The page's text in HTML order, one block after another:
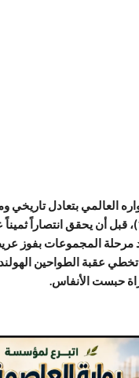
العالمي بتعادل تاريخي
البرازيلي بنتيجة (1-1)، قبل أن يحقق
مرحلة المجموعات بفوز
تلا ذلك تخطي عقبة الطواحين